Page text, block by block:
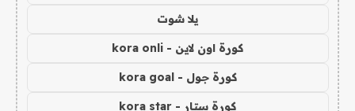
يلا شوت
كورة اون لاين - kora onli
كورة جول - kora goal
كورة ستار - kora star